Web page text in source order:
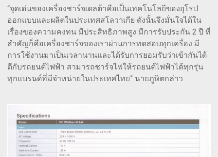
“จุดเด่นของเครื่องชาร์จเดลต้าคือเป็นเทคโนโลยีของยุโรป
ออกแบบและผลิตในประเทศสโลวาเกีย ดังนั้นจึงมั่นใจได้ใน
เรื่องของความคงทน มีประสิทธิภาพสูง มีการรับประกัน 2 ปี ที่
สำคัญก็คือเครื่องชาร์จของเราผ่านการทดสอบทุกเครื่อง มี
การใช้งานมาเป็นเวลานานและได้รับการยอมรับว่าเข้ากันได้
ดีกับรถยนต์ไฟฟ้า สามารถชาร์จไฟให้รถยนต์ไฟฟ้าได้ทุกรุ่น
ทุกแบรนด์ที่มีจำหน่ายในประเทศไทย” นายภูษิตกล่าว